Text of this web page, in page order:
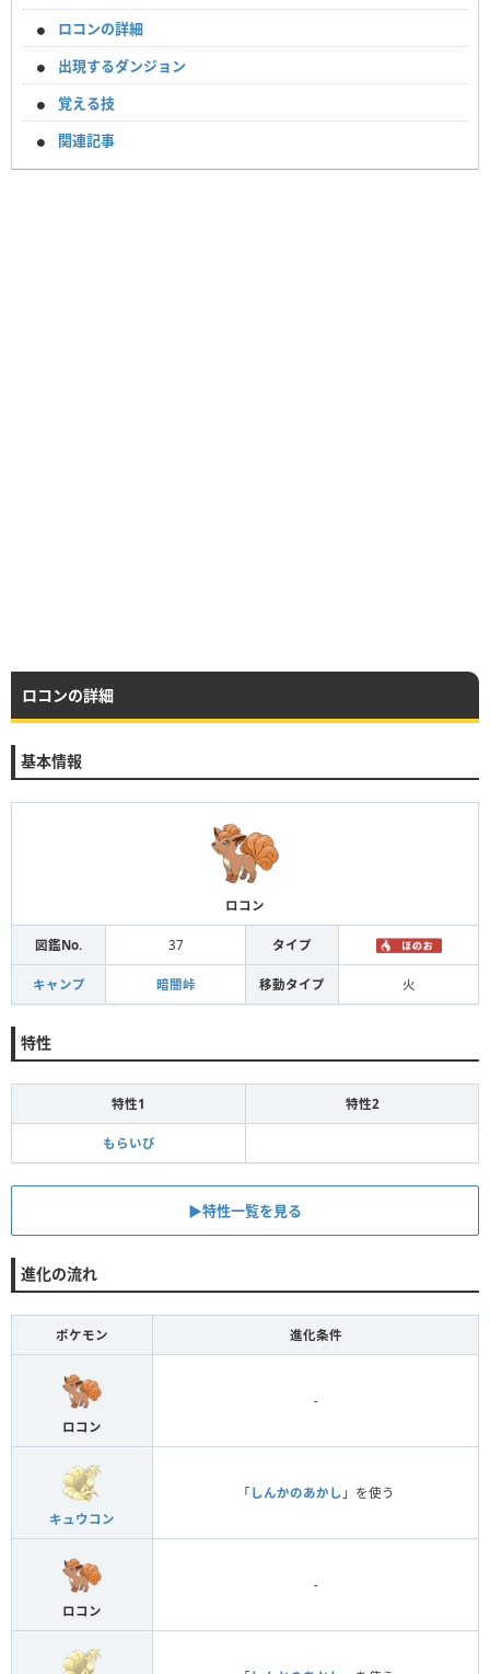
ロコンの詳細
出現するダンジョン
覚える技
関連記事
ロコンの詳細
基本情報
ロコン
図鑑No. 37 タイプ
キャンプ 暗闇峠 移動タイプ 火
特性
特性1 特性2
もらいび
▶︎特性一覧を見る
進化の流れ
ポケモン 進化条件
ロコン
-
キュウコン
「 しんかのあかし 」を使う
ロコン
-